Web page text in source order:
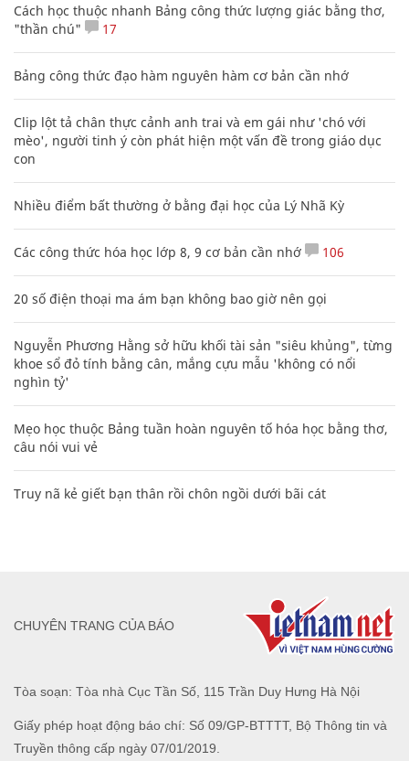
Cách học thuộc nhanh Bảng công thức lượng giác bằng thơ,
"thần chú"
17
Bảng công thức đạo hàm nguyên hàm cơ bản cần nhớ
Clip lột tả chân thực cảnh anh trai và em gái như 'chó với
mèo', người tinh ý còn phát hiện một vấn đề trong giáo dục
con
Nhiều điểm bất thường ở bằng đại học của Lý Nhã Kỳ
Các công thức hóa học lớp 8, 9 cơ bản cần nhớ 106
20 số điện thoại ma ám bạn không bao giờ nên gọi
Nguyễn Phương Hằng sở hữu khối tài sản "siêu khủng", từng
khoe sổ đỏ tính bằng cân, mắng cựu mẫu 'không có nổi
nghìn tỷ'
Mẹo học thuộc Bảng tuần hoàn nguyên tố hóa học bằng thơ,
câu nói vui vẻ
Truy nã kẻ giết bạn thân rồi chôn ngồi dưới bãi cát
Tòa soạn: Tòa nhà Cục Tần Số, 115 Trần Duy Hưng Hà Nội
Giấy phép hoạt động báo chí: Số 09/GP-BTTTT, Bộ Thông tin và
Truyền thông cấp ngày 07/01/2019.
CHUYÊN TRANG CỦA BÁO